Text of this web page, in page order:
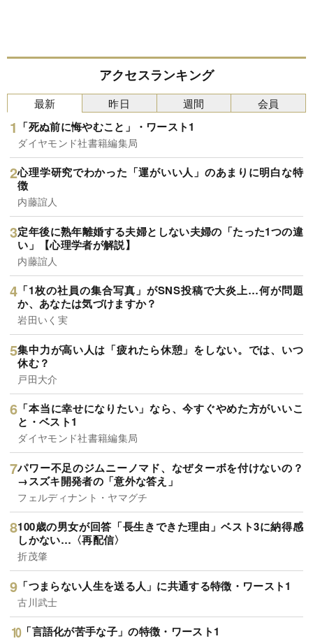
アクセスランキング
最新
「死ぬ前に悔やむこと」・ワースト1
ダイヤモンド社書籍編集局
心理学研究でわかった「運がいい人」のあまりに明白な特
徴
内藤誼人
定年後に熟年離婚する夫婦としない夫婦の「たった1つの違
い」【心理学者が解説】
内藤誼人
「1枚の社員の集合写真」がSNS投稿で大炎上…何が問題
か、あなたは気づけますか？
岩田いく実
集中力が高い人は「疲れたら休憩」をしない。では、いつ
休む？
戸田大介
「本当に幸せになりたい」なら、今すぐやめた方がいいこ
と・ベスト1
ダイヤモンド社書籍編集局
パワー不足のジムニーノマド、なぜターボを付けないの？
→スズキ開発者の「意外な答え」
フェルディナント・ヤマグチ
100歳の男女が回答「長生きできた理由」ベスト3に納得感
しかない…〈再配信〉
折茂肇
「つまらない人生を送る人」に共通する特徴・ワースト1
古川武士
「言語化が苦手な子」の特徴・ワースト1
昨日 週間 会員